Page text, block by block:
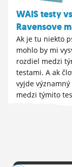
WAIS testy vs
Ravensove
Ak je tu niekto
mohlo by mi
rozdiel medzi
testami. A ak
vyjde
medzi týmito